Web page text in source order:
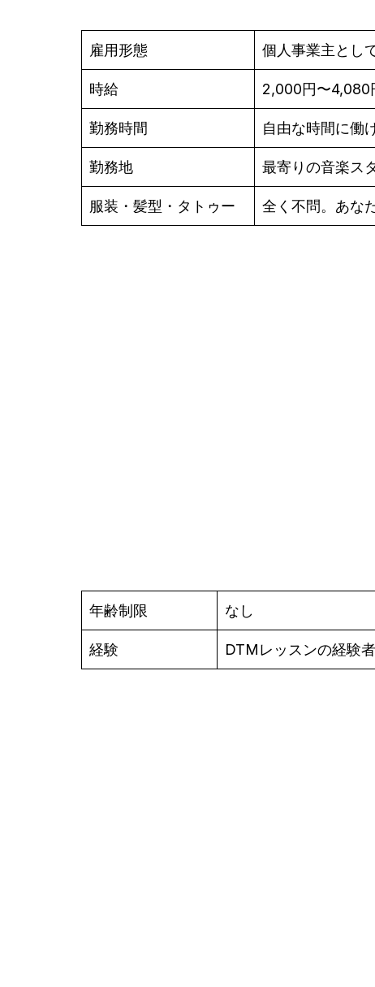
雇用形態 個人事業主とし
時給 2,000円〜4,080
勤務時間 自由な時間に働
勤務地 最寄りの音楽ス
服装・髪型・タトゥー 全く不問。あな
年齢制限 なし
経験 DTMレッスンの経験